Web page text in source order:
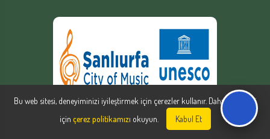
Bu web sitesi, deneyiminizi iyileştirmek için çerezler kullanır. Daha fazla bilgi
için çerez politikamızı okuyun. Kabul Et